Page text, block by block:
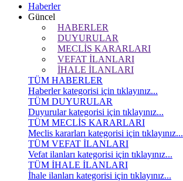
Haberler
Güncel
HABERLER
DUYURULAR
MECLİS KARARLARI
VEFAT İLANLARI
İHALE İLANLARI
TÜM HABERLER
Haberler kategorisi için tıklayınız...
TÜM DUYURULAR
Duyurular kategorisi için tıklayınız...
TÜM MECLİS KARARLARI
Meclis kararları kategorisi için tıklayınız...
TÜM VEFAT İLANLARI
Vefat ilanları kategorisi için tıklayınız...
TÜM İHALE İLANLARI
İhale ilanları kategorisi için tıklayınız...